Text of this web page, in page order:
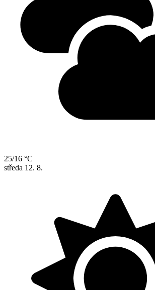
25/16 °C
středa 12. 8.